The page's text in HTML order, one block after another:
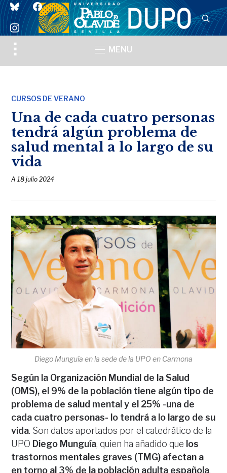
blueskyfacebook
instagram
Toggle
sidebar
MENU
CURSOS DE VERANO
Una de cada cuatro personas
tendrá algún problema de
salud mental a lo largo de su
vida
A18 julio 2024
Diego Munguía en la sede de la UPO en Carmona
Según la Organización Mundial de la Salud
(OMS), el 9% de la población tiene algún tipo de
problema de salud mental y el 25% -una de
cada cuatro personas- lo tendrá a lo largo de su
vida. Son datos aportados por el catedrático de la
UPO Diego Munguía, quien ha añadido que los
trastornos mentales graves (TMG) afectan a
en torno al 3% de la población adulta española,